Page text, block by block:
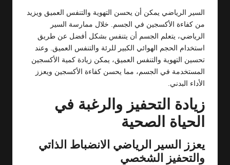
السير الرياضي يمكن أن يحسن التهوية والتنفس العميق ويزيد
من كفاءة الأكسجين في الجسم. خلال ممارسة السير
الرياضي، يتعلم الجسم أن يتنفس بشكل أفضل عن طريق
استخدام الحجم الهوائي الكبير للرئة والتنفس العميق. وعند
تحسين التهوية والتنفس العميق، يمكن زيادة كمية الأكسجين
المستخدمة في الجسم، مما يحسن كفاءة الأكسجين ويعزز
الأداء البدني.
زيادة التحفيز والرغبة في
الحياة الصحية
يعزز السير الرياضي الانضباط الذاتي
والتحفيز الشخصي